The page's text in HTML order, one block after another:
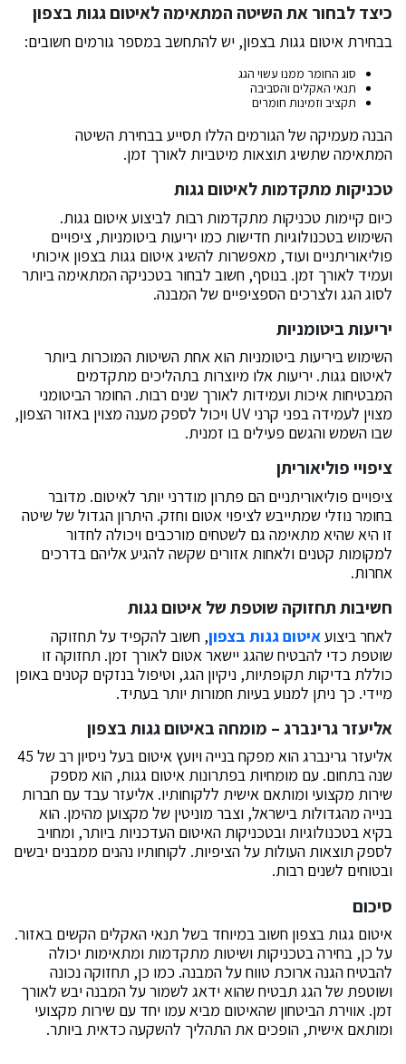
כיצד לבחור את השיטה המתאימה לאיטום גגות בצפון
בבחירת איטום גגות בצפון, יש להתחשב במספר גורמים חשובים:
סוג החומר ממנו עשוי הגג
תנאי האקלים והסביבה
תקציב וזמינות חומרים
הבנה מעמיקה של הגורמים הללו תסייע בבחירת השיטה
המתאימה שתשיג תוצאות מיטביות לאורך זמן.
טכניקות מתקדמות לאיטום גגות
כיום קיימות טכניקות מתקדמות רבות לביצוע איטום גגות.
השימוש בטכנולוגיות חדישות כמו יריעות ביטומניות, ציפויים
פוליאוריתניים ועוד, מאפשרות להשיג איטום גגות בצפון איכותי
ועמיד לאורך זמן. בנוסף, חשוב לבחור בטכניקה המתאימה ביותר
לסוג הגג ולצרכים הספציפיים של המבנה.
יריעות ביטומניות
השימוש ביריעות ביטומניות הוא אחת השיטות המוכרות ביותר
לאיטום גגות. יריעות אלו מיוצרות בתהליכים מתקדמים
המבטיחות איכות ועמידות לאורך שנים רבות. החומר הביטומני
מצוין לעמידה בפני קרני UV ויכול לספק מענה מצוין באזור הצפון,
שבו השמש והגשם פעילים בו זמנית.
ציפויי פוליאוריתן
ציפויים פוליאוריתניים הם פתרון מודרני יותר לאיטום. מדובר
בחומר נוזלי שמתייבש לציפוי אטום וחזק. היתרון הגדול של שיטה
זו היא שהיא מתאימה גם לשטחים מורכבים ויכולה לחדור
למקומות קטנים ולאחות אזורים שקשה להגיע אליהם בדרכים
אחרות.
חשיבות תחזוקה שוטפת של איטום גגות
לאחר ביצועאיטום גגות בצפון, חשוב להקפיד על תחזוקה
שוטפת כדי להבטיח שהגג יישאר אטום לאורך זמן. תחזוקה זו
כוללת בדיקות תקופתיות, ניקיון הגג, וטיפול בנזקים קטנים באופן
מיידי. כך ניתן למנוע בעיות חמורות יותר בעתיד.
אליעזר גרינברג – מומחה באיטום גגות בצפון
אליעזר גרינברג הוא מפקח בנייה ויועץ איטום בעל ניסיון רב של 45
שנה בתחום. עם מומחיות בפתרונות איטום גגות, הוא מספק
שירות מקצועי ומותאם אישית ללקוחותיו. אליעזר עבד עם חברות
בנייה מהגדולות בישראל, וצבר מוניטין של מקצוען מהימן. הוא
בקיא בטכנולוגיות ובטכניקות האיטום העדכניות ביותר, ומחויב
לספק תוצאות העולות על הציפיות. לקוחותיו נהנים ממבנים יבשים
ובטוחים לשנים רבות.
סיכום
איטום גגות בצפון חשוב במיוחד בשל תנאי האקלים הקשים באזור.
על כן, בחירה בטכניקות ושיטות מתקדמות ומתאימות יכולה
להבטיח הגנה ארוכת טווח על המבנה. כמו כן, תחזוקה נכונה
ושוטפת של הגג תבטיח שהוא ידאג לשמור על המבנה יבש לאורך
זמן. אווירת הביטחון שהאיטום מביא עמו יחד עם שירות מקצועי
ומותאם אישית, הופכים את התהליך להשקעה כדאית ביותר.